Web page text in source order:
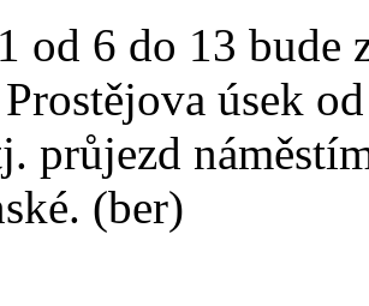
od 6 do 13 bude
úsek
průjezd
(ber)